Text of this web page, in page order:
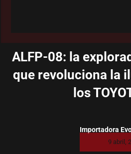
ALFP-08: la
que revoluciona la
los
Importadora
9 abril,